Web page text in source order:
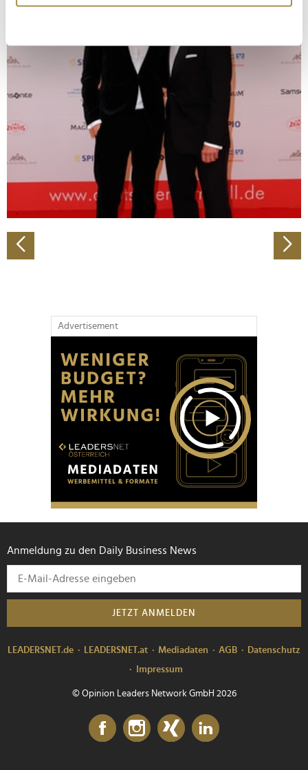
erfassen, welche bis auf einige Meter genau sein
bestimmten Merkmalen (Fingerprinting) identifizieren
Erfahren Sie mehr darüber, wie Ihre persönlichen Daten
verarbeitet werden, und legen Sie Ihre Präferenzen im
Abschnitt Einzelheiten
fest.
Wir verwenden Cookies, um Inhalte und Anzeigen zu
personalisieren, Funktionen für soziale Medien anbieten
zu können und die Zugriffe auf unsere Website zu
analysieren. Außerdem geben wir Informationen zu Ihrer
Verwendung unserer Website an unsere Partner für
Partner führen diese Informationen möglicherweise mit
weiteren Daten zusammen, die Sie ihnen bereitgestellt
Advertisement
Anmeldung zu den Daily Business News
JETZT ANMELDEN
LEADERSNET.de LEADERSNET.at Mediadaten AGB
Datenschutz
Impressum
© Opinion Leaders Network GmbH 2026